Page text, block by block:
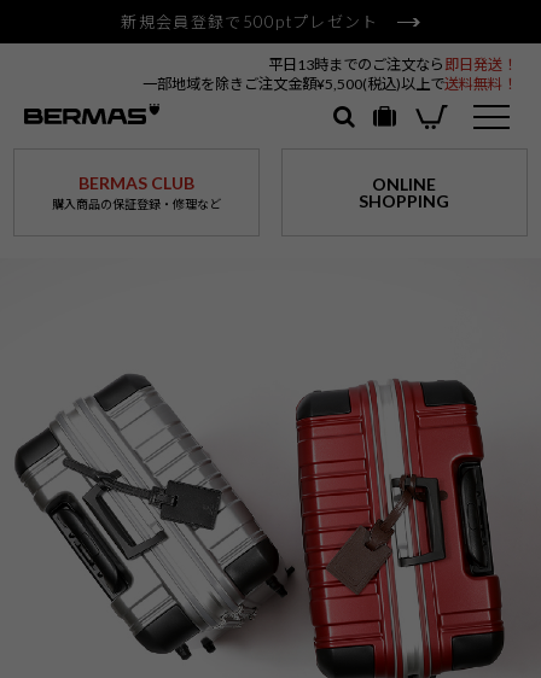
新規会員登録で500ptプレゼント
平日13時までのご注文なら 即日発送！
一部地域を除きご注文金額¥5,500(税込)以上で送料無料！
BERMAS CLUB
購入商品の保証登録・修理など
ONLINE
SHOPPING